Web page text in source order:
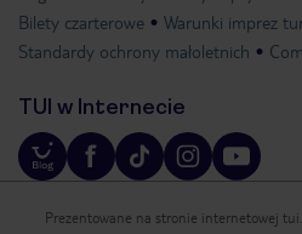
Bilety czarterowe
Warunki imprez
Standardy ochrony małoletnich
TUI w Internecie
Prezentowane na stronie internetowej